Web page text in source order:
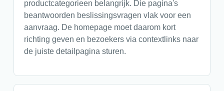
productcategorieen belangrijk. Die pagina's
beantwoorden beslissingsvragen vlak voor een
aanvraag. De homepage moet daarom kort
richting geven en bezoekers via contextlinks naar
de juiste detailpagina sturen.